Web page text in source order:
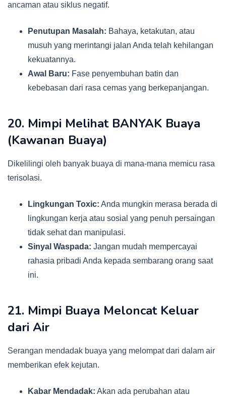
ancaman atau siklus negatif.
Penutupan Masalah: Bahaya, ketakutan, atau
musuh yang merintangi jalan Anda telah kehilangan
kekuatannya.
Awal Baru: Fase penyembuhan batin dan
kebebasan dari rasa cemas yang berkepanjangan.
20. Mimpi Melihat BANYAK Buaya
(Kawanan Buaya)
Dikelilingi oleh banyak buaya di mana-mana memicu rasa
terisolasi.
Lingkungan Toxic: Anda mungkin merasa berada di
lingkungan kerja atau sosial yang penuh persaingan
tidak sehat dan manipulasi.
Sinyal Waspada: Jangan mudah mempercayai
rahasia pribadi Anda kepada sembarang orang saat
ini.
21. Mimpi Buaya Meloncat Keluar
dari Air
Serangan mendadak buaya yang melompat dari dalam air
memberikan efek kejutan.
Kabar Mendadak: Akan ada perubahan atau